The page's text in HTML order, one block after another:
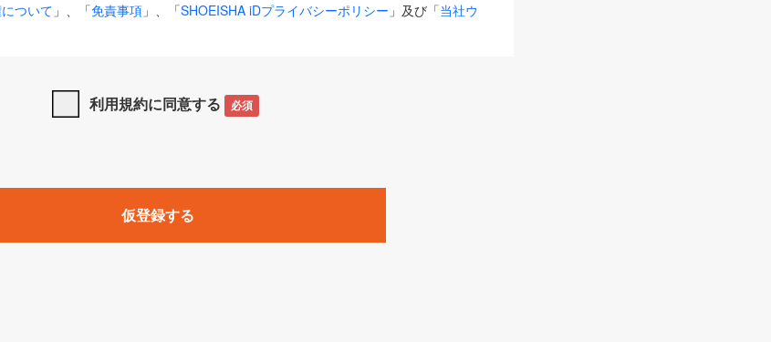
ついて 」、「免責事項 」、「SHOEISHA iDプライバシーポリシー 」及び「当社ウ
用されるものとします。
提供する以下のサービス（名称や内容が変更された場合、変更後のサービスを含
関連して当社が実施するイベントやキャンペーンをいいます。
」「MarkeZine」「EnterpriseZine」「ECzine」「Biz/Zine」「HRzine」
利用規約に同意する 必須
仮登録する